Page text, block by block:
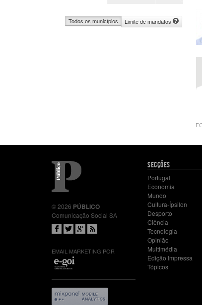
Todos os municípios Limite de mandatos
© 2026 PÚBLICO
Comunicação Social SA
EMAIL MARKETING POR
Mapa
site
SECÇÕES
Portugal
Economia
Mundo
Cultura-Ípsilon
Desporto
Ciência
Tecnologia
Opinião
Multimédia
Edição Impressa
Tópicos